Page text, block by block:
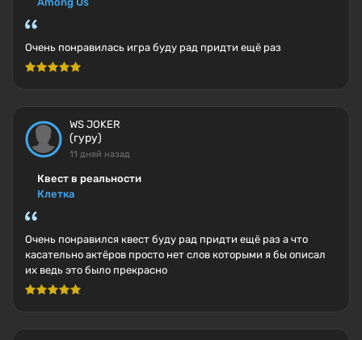
Очень понравилась игра буду рад придти ещё раз
WS JOKER
(гуру)
11 дней назад
Квест в реальности
Клетка
Очень понравился квест буду рад придти ещё раз а что
касательно актёров просто нет слов которыми я бы описал
их ведь это было прекрасно